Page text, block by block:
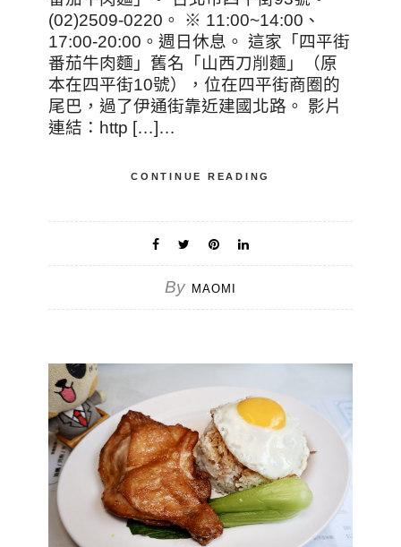
(02)2509-0220。 ※ 11:00~14:00、
17:00-20:00。週日休息。 這家「四平街
番茄牛肉麵」舊名「山西刀削麵」（原
本在四平街10號），位在四平街商圈的
尾巴，過了伊通街靠近建國北路。 影片
連結：http […]…
CONTINUE READING
By MAOMI